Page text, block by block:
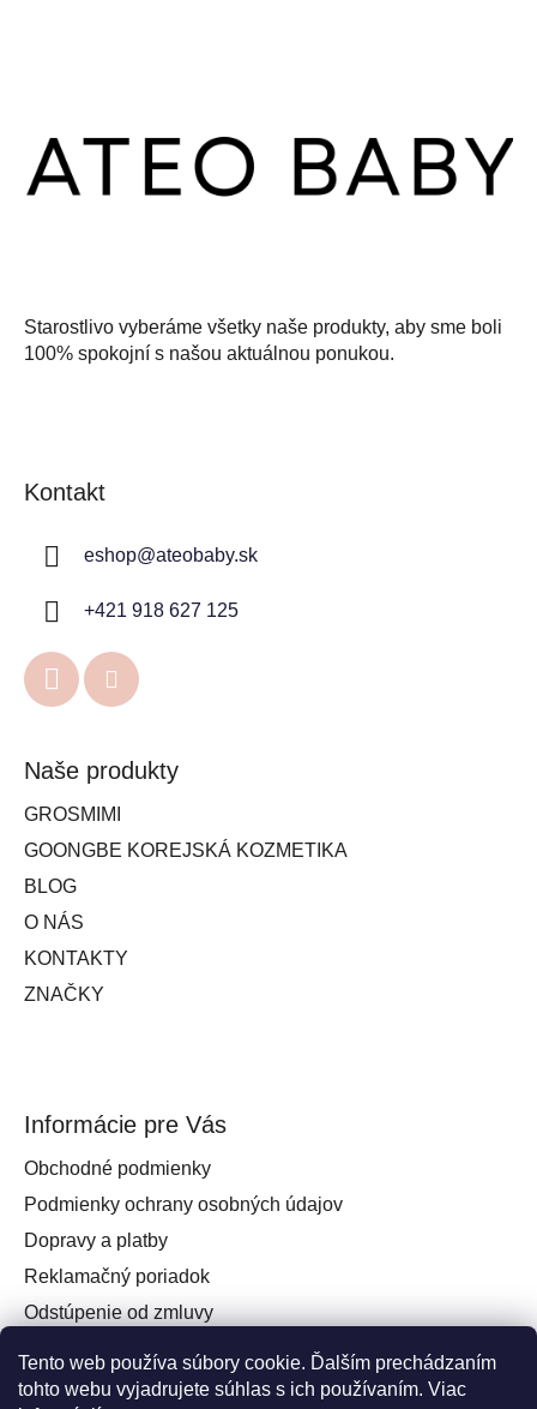
Tento web používa súbory cookie. Ďalším prechádzaním
tohto webu vyjadrujete súhlas s ich používaním. Viac
Starostlivo vyberáme všetky naše produkty, aby sme boli
100% spokojní s našou aktuálnou ponukou.
Kontakt
eshop@ateobaby.sk
+421 918 627 125
Naše produkty
GROSMIMI
GOONGBE KOREJSKÁ KOZMETIKA
BLOG
O NÁS
KONTAKTY
ZNAČKY
Informácie pre Vás
Obchodné podmienky
Podmienky ochrany osobných údajov
Dopravy a platby
Reklamačný poriadok
Odstúpenie od zmluvy
Práva spotrebiteľa na odstúpenie od zmluvy
Kontakt